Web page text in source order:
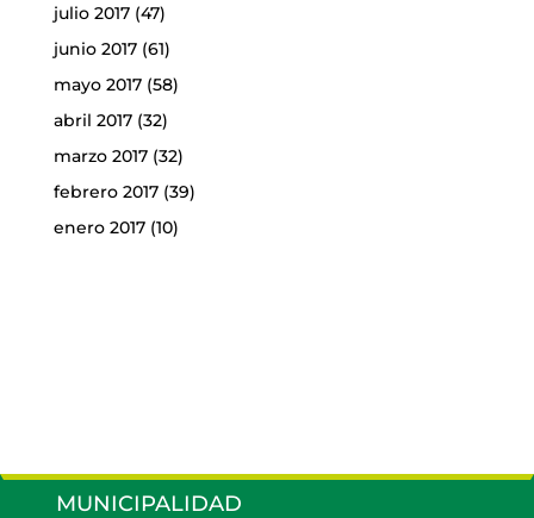
julio 2017(47)
junio 2017(61)
mayo 2017(58)
abril 2017(32)
marzo 2017(32)
febrero 2017(39)
enero 2017(10)
MUNICIPALIDAD